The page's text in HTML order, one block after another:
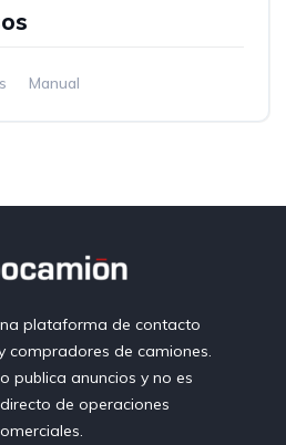
Manual
plataforma de contacto
compradores de camiones.
publica anuncios y no es
de operaciones